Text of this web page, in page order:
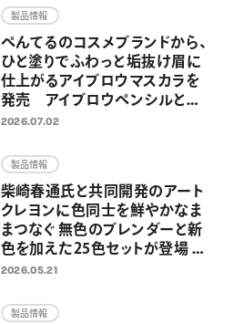
ックス感のある仕上がりに
製品情報
ぺんてるのコスメブランドから、
ひと塗りでふわっと垢抜け眉に
仕上がるアイブロウマスカラを
発売 アイブロウペンシルと合
わせ使いしやすい シナモンベー
の3色展開
2026.07.02
製品情報
柴崎春通氏と共同開発のアート
クレヨンに色同士を鮮やかなま
まつなぐ 無色のブレンダーと新
色を加えた25色セットが登場 混
色・グラデーション表現がさらに
2026.05.21
製品情報